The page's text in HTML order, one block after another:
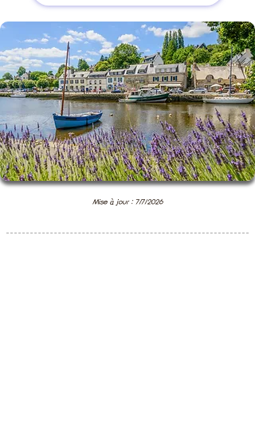
Mise à jour : 7/7/2026